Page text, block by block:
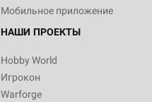
Мобильное приложение
НАШИ ПРОЕКТЫ
Hobby World
Игрокон
Warforge